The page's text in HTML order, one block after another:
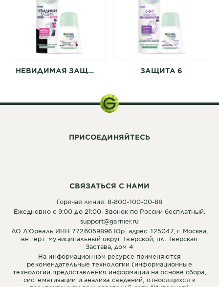
НЕВИДИМАЯ ЗАЩИТА ЗАЩИТА 6
СВЯЗАТЬСЯ С НАМИ
Горячая линия: 8-800-100-00-88
Ежедневно с 9:00 до 21:00. Звонок по России бесплатный.
support@garnier.ru
АО Л’Ореаль ИНН 7726059896 Юр. адрес: 125047, г. Москва,
вн.тер.г. муниципальный округ Тверской, пл. Тверская
Застава, дом 4
На информационном ресурсе применяются
рекомендательные технологии (информационные
технологии предоставления информации на основе сбора,
систематизации и анализа сведений, относящихся к
ПРИСОЕДИНЯЙТЕСЬ